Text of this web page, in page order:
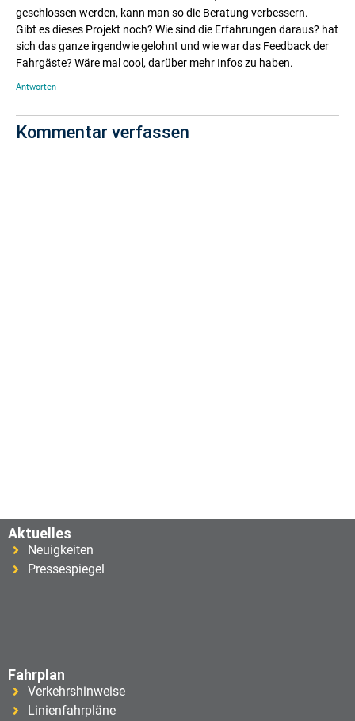
geschlossen werden, kann man so die Beratung verbessern.
Gibt es dieses Projekt noch? Wie sind die Erfahrungen daraus? hat
sich das ganze irgendwie gelohnt und wie war das Feedback der
Fahrgäste? Wäre mal cool, darüber mehr Infos zu haben.
Antworten
Kommentar verfassen
Aktuelles
Neuigkeiten
Pressespiegel
Fahrplan
Verkehrshinweise
Linienfahrpläne